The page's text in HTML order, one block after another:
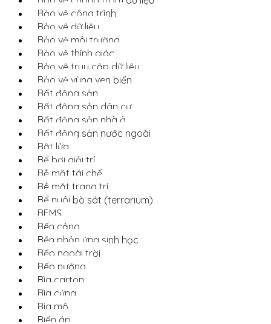
Bảo vệ công trình
Bảo vệ dữ liệu
Bảo vệ môi trường
Bảo vệ thính giác
Bảo vệ truy cập dữ liệu
Bảo vệ vùng ven biển
Bất động sản
Bất động sản dân cư
Bất động sản nhà ở
Bất động sản nước ngoài
Bật lửa
Bể bơi giải trí
Bề mặt tái chế
Bề mặt trang trí
Bể nuôi bò sát (terrarium)
BEMS
Bến cảng
Bền phản ứng sinh học
Bếp ngoài trời
Bếp nướng
Bìa carton
Bìa cứng
Bia mộ
Biến áp